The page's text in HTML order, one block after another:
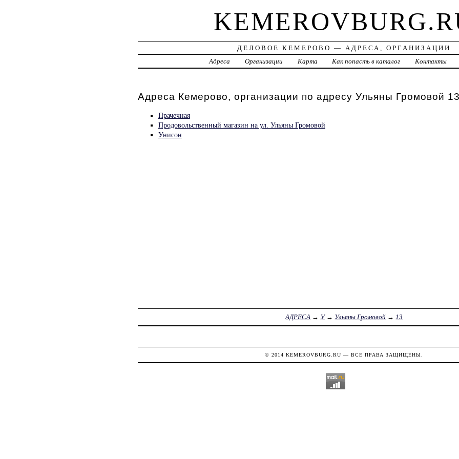
ДЕЛОВОЕ КЕМЕРОВО — АДРЕСА, ОРГАНИЗАЦИИ
Адреса
Организации Карта Как попасть в каталог Контакты
Адреса Кемерово, организации по адресу Ульяны Громовой 13
Прачечная
Продовольственный магазин на ул. Ульяны Громовой
Унисон
АДРЕСА → У→ Ульяны Громовой →13
© 2014KEMEROVBURG.RU — ВСЕ ПРАВА ЗАЩИЩЕНЫ.